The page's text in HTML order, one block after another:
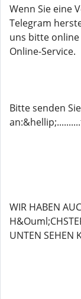
Wenn Sie eine
Telegram
uns bitte
Online-Service.
Bitte senden
WIR HABEN
UNTEN SEHEN